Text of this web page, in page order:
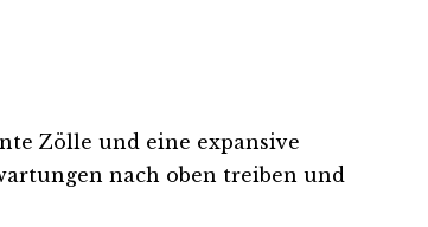
Zölle und eine expansive
nach oben treiben und